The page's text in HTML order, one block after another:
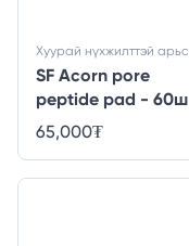
SF Acorn pore
peptide pad - 60ш
Хуурай нүхжилттэй арьс
65,000₮